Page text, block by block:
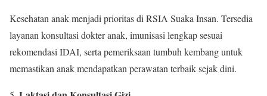
Kesehatan anak menjadi prioritas di RSIA Suaka Insan. Tersedia
layanan konsultasi dokter anak, imunisasi lengkap sesuai
rekomendasi IDAI, serta pemeriksaan tumbuh kembang untuk
memastikan anak mendapatkan perawatan terbaik sejak dini.